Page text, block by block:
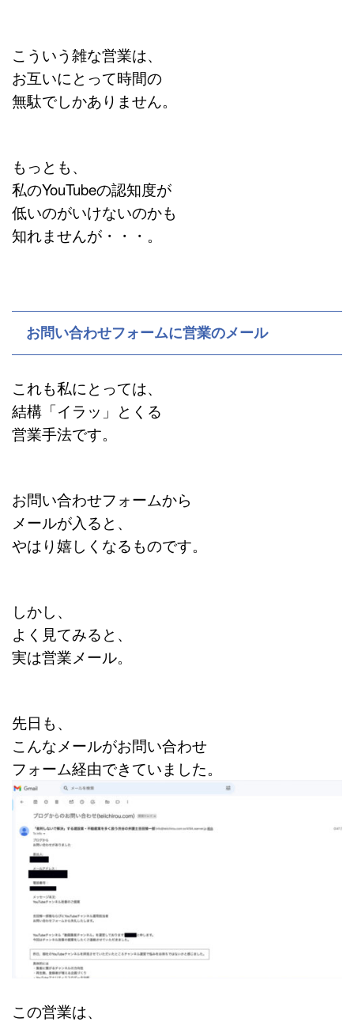
こういう雑な営業は、
お互いにとって時間の
無駄でしかありません。
もっとも、
私のYouTubeの認知度が
低いのがいけないのかも
知れませんが・・・。
お問い合わせフォームに営業のメール
これも私にとっては、
結構「イラッ」とくる
営業手法です。
お問い合わせフォームから
メールが入ると、
やはり嬉しくなるものです。
しかし、
よく見てみると、
実は営業メール。
先日も、
こんなメールがお問い合わせ
フォーム経由できていました。
この営業は、